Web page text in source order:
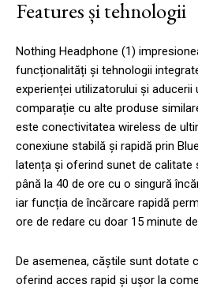
Features și tehnologii
Nothing Headphone (1)
funcționalități și tehnologii
experienței utilizatorului și aducerii
comparație cu alte produse
este conectivitatea wireless de
conexiune stabilă și rapidă prin
latența și oferind sunet de calitate
până la 40 de ore cu o singură
iar funcția de încărcare rapidă
ore de redare cu doar 15 minute
De asemenea, căștile sunt dotate
oferind acces rapid și ușor la